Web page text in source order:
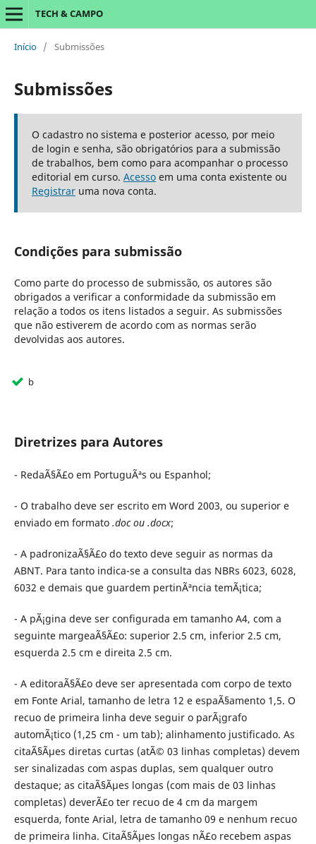
TECH & CAMPO
Início / Submissões
Submissões
O cadastro no sistema e posterior acesso, por meio
de login e senha, são obrigatórios para a submissão
de trabalhos, bem como para acompanhar o processo
editorial em curso. Acessoem uma conta existente ou
Registraruma nova conta.
Condições para submissão
Como parte do processo de submissão, os autores são
obrigados a verificar a conformidade da submissão em
relação a todos os itens listados a seguir. As submissões
que não estiverem de acordo com as normas serão
devolvidas aos autores.
b
Diretrizes para Autores
- RedaÃ§Ã£o em PortuguÃªs ou Espanhol;
- O trabalho deve ser escrito em Word 2003, ou superior e
enviado em formato .doc ou .docx;
- A padronizaÃ§Ã£o do texto deve seguir as normas da
ABNT. Para tanto indica-se a consulta das NBRs 6023, 6028,
6032 e demais que guardem pertinÃªncia temÃ¡tica;
- A pÃ¡gina deve ser configurada em tamanho A4, com a
seguinte margeaÃ§Ã£o: superior 2.5 cm, inferior 2.5 cm,
esquerda 2.5 cm e direita 2.5 cm.
- A editoraÃ§Ã£o deve ser apresentada com corpo de texto
em Fonte Arial, tamanho de letra 12 e espaÃ§amento 1,5. O
recuo de primeira linha deve seguir o parÃ¡grafo
automÃ¡tico (1,25 cm - um tab); alinhamento justificado. As
citaÃ§Ãµes diretas curtas (atÃ© 03 linhas completas) devem
ser sinalizadas com aspas duplas, sem qualquer outro
destaque; as citaÃ§Ãµes longas (com mais de 03 linhas
completas) deverÃ£o ter recuo de 4 cm da margem
esquerda, fonte Arial, letra de tamanho 09 e nenhum recuo
de primeira linha. CitaÃ§Ãµes longas nÃ£o recebem aspas